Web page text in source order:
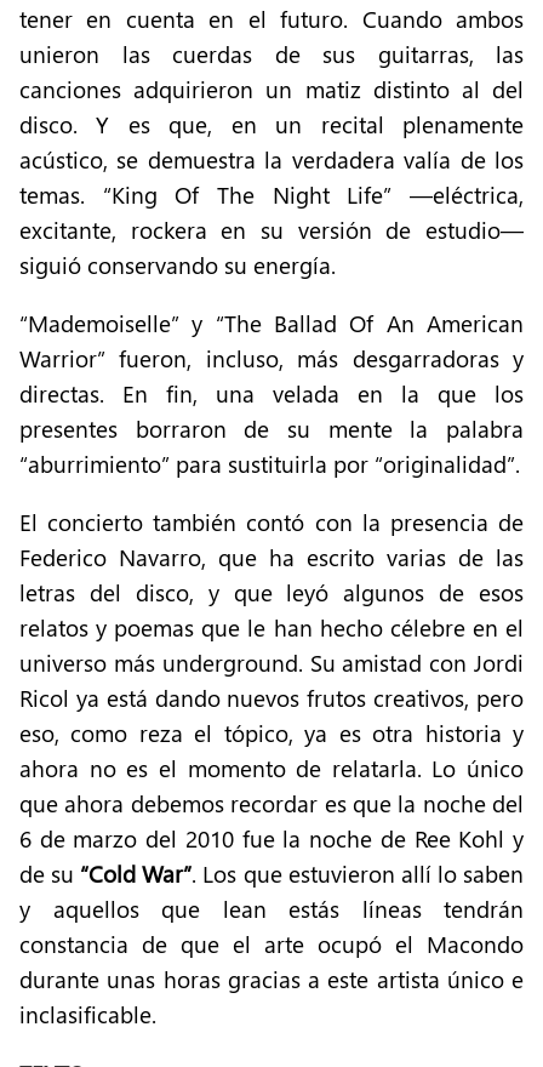
tener en cuenta en el futuro. Cuando ambos
unieron las cuerdas de sus guitarras, las
canciones adquirieron un matiz distinto al del
disco. Y es que, en un recital plenamente
acústico, se demuestra la verdadera valía de los
temas. “King Of The Night Life” —eléctrica,
excitante, rockera en su versión de estudio—
siguió conservando su energía.
“Mademoiselle” y “The Ballad Of An American
Warrior” fueron, incluso, más desgarradoras y
directas. En fin, una velada en la que los
presentes borraron de su mente la palabra
“aburrimiento” para sustituirla por “originalidad”.
El concierto también contó con la presencia de
Federico Navarro, que ha escrito varias de las
letras del disco, y que leyó algunos de esos
relatos y poemas que le han hecho célebre en el
universo más underground. Su amistad con Jordi
Ricol ya está dando nuevos frutos creativos, pero
eso, como reza el tópico, ya es otra historia y
ahora no es el momento de relatarla. Lo único
que ahora debemos recordar es que la noche del
6 de marzo del 2010 fue la noche de Ree Kohl y
de su “Cold War”. Los que estuvieron allí lo saben
y aquellos que lean estás líneas tendrán
constancia de que el arte ocupó el Macondo
durante unas horas gracias a este artista único e
inclasificable.